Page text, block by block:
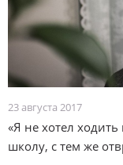
23 августа 2017
«Я не хотел
школу, с тем же